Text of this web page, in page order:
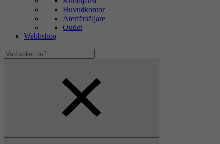
Huvudkontor
Återförsäljare
Outlet
Webbshop
Vad
söker